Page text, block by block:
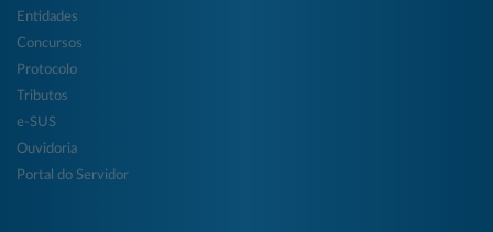
Entidades
Concursos
Protocolo
Tributos
e-SUS
Ouvidoria
Portal do Servidor